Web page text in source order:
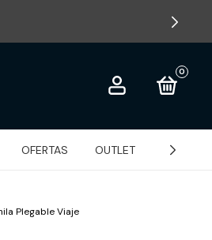
0
OFERTAS OUTLET
Plegable Viaje